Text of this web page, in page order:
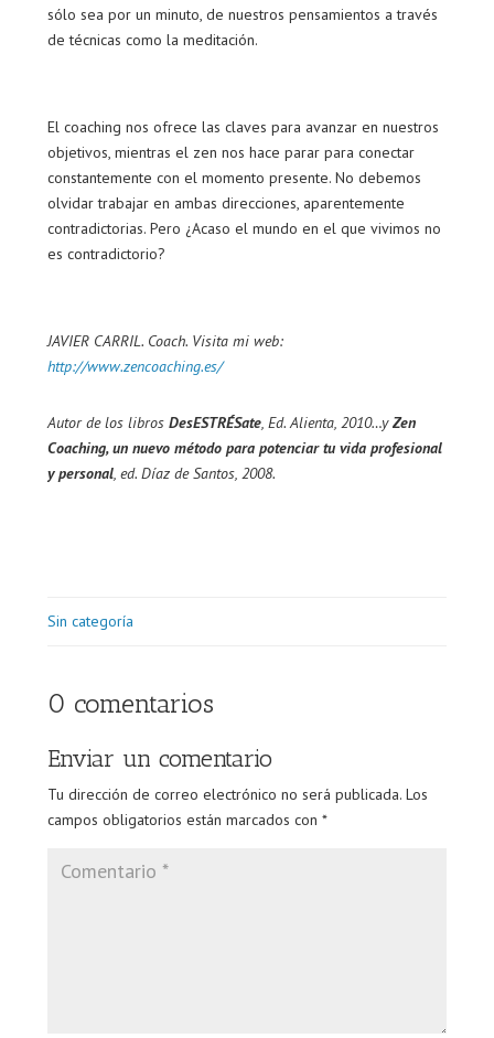
sólo sea por un minuto, de nuestros pensamientos a través
de técnicas como la meditación.
El coaching nos ofrece las claves para avanzar en nuestros
objetivos, mientras el zen nos hace parar para conectar
constantemente con el momento presente. No debemos
olvidar trabajar en ambas direcciones, aparentemente
contradictorias. Pero ¿Acaso el mundo en el que vivimos no
es contradictorio?
JAVIER CARRIL. Coach. Visita mi web:
http://www.zencoaching.es/
Autor de los libros DesESTRÉSate, Ed. Alienta, 2010…yZen
Coaching, un nuevo método para potenciar tu vida profesional
y personal, ed. Díaz de Santos, 2008.
Sin categoría
0 comentarios
Enviar un comentario
Tu dirección de correo electrónico no será publicada. Los
campos obligatorios están marcados con *